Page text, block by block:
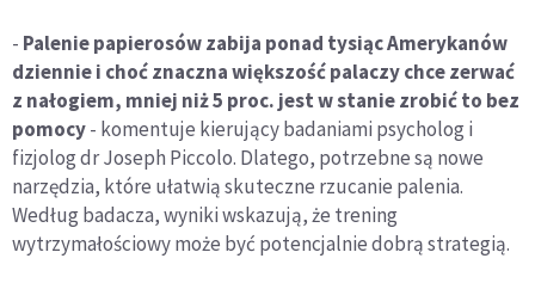
- Palenie papierosów zabija ponad tysiąc Amerykanów
dziennie i choć znaczna większość palaczy chce zerwać
z nałogiem, mniej niż 5 proc. jest w stanie zrobić to bez
pomocy- komentuje kierujący badaniami psycholog i
fizjolog dr Joseph Piccolo. Dlatego, potrzebne są nowe
narzędzia, które ułatwią skuteczne rzucanie palenia.
Według badacza, wyniki wskazują, że trening
wytrzymałościowy może być potencjalnie dobrą strategią.